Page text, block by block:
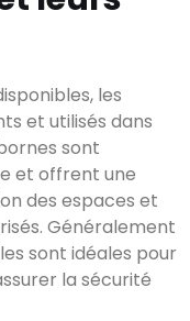
les
et utilisés dans
sont
et offrent une
des espaces et
Généralement
sont idéales pour
la sécurité